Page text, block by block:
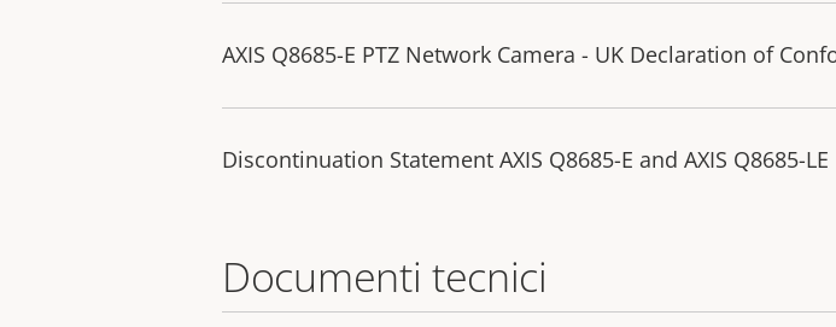
AXIS Q8685-E PTZ Network Camera - UK Declaration of
Discontinuation Statement AXIS Q8685-E and AXIS Q8685-LE
Documenti tecnici